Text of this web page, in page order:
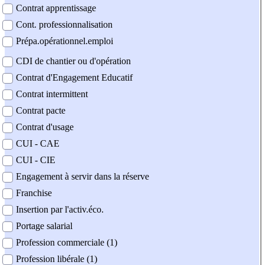
Contrat apprentissage
Cont. professionnalisation
Prépa.opérationnel.emploi
CDI de chantier ou d'opération
Contrat d'Engagement Educatif
Contrat intermittent
Contrat pacte
Contrat d'usage
CUI - CAE
CUI - CIE
Engagement à servir dans la réserve
Franchise
Insertion par l'activ.éco.
Portage salarial
Profession commerciale (1)
Profession libérale (1)